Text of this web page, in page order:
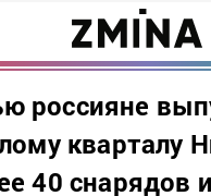
россияне
кварталу
40 снарядов